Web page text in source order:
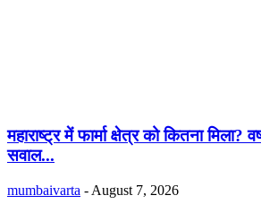
महाराष्ट्र में फार्मा क्षेत्र को कितना मिला?
सवाल...
mumbaivarta - August 7, 2026